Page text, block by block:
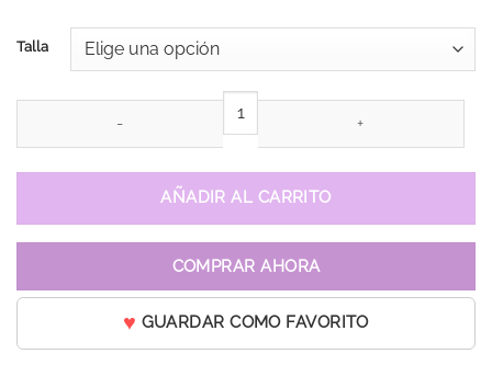
Talla
Vestido de 15 años Estela Morado / Lila cantidad
AÑADIR AL CARRITO
COMPRAR AHORA
GUARDAR COMO FAVORITO